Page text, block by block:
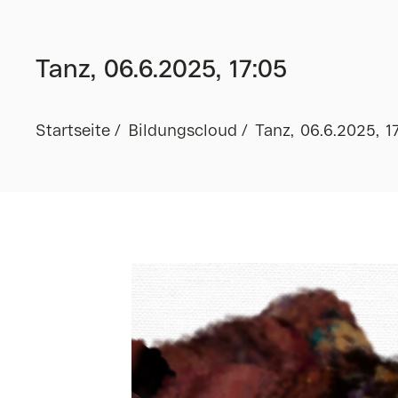
Tanz, 06.6.2025, 17:05
Startseite Bildungscloud Tanz, 06.6.2025,